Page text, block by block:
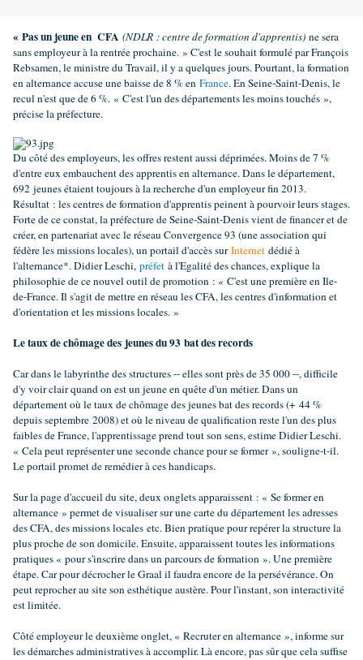
« Pas un jeune en CFA (NDLR : centre de formation d'apprentis) ne sera
sans employeur à la rentrée prochaine. » C'est le souhait formulé par François
Rebsamen, le ministre du Travail, il y a quelques jours. Pourtant, la formation
en alternance accuse une baisse de 8 % en France. En Seine-Saint-Denis, le
recul n'est que de 6 %. « C'est l'un des départements les moins touchés »,
précise la préfecture.
Du côté des employeurs, les offres restent aussi déprimées. Moins de 7 %
d'entre eux embauchent des apprentis en alternance. Dans le département,
692 jeunes étaient toujours à la recherche d'un employeur fin 2013.
Résultat : les centres de formation d'apprentis peinent à pourvoir leurs stages.
Forte de ce constat, la préfecture de Seine-Saint-Denis vient de financer et de
créer, en partenariat avec le réseau Convergence 93 (une association qui
fédère les missions locales), un portail d'accès sur Internet dédié à
l'alternance*. Didier Leschi, préfet à l'Egalité des chances, explique la
philosophie de ce nouvel outil de promotion : « C'est une première en Ile-
de-France. Il s'agit de mettre en réseau les CFA, les centres d'information et
d'orientation et les missions locales. »
Le taux de chômage des jeunes du 93 bat des records
Car dans le labyrinthe des structures -- elles sont près de 35 000 --, difficile
d'y voir clair quand on est un jeune en quête d'un métier. Dans un
département où le taux de chômage des jeunes bat des records (+ 44 %
depuis septembre 2008) et où le niveau de qualification reste l'un des plus
faibles de France, l'apprentissage prend tout son sens, estime Didier Leschi.
« Cela peut représenter une seconde chance pour se former », souligne-t-il.
Le portail promet de remédier à ces handicaps.
Sur la page d'accueil du site, deux onglets apparaissent : « Se former en
alternance » permet de visualiser sur une carte du département les adresses
des CFA, des missions locales etc. Bien pratique pour repérer la structure la
plus proche de son domicile. Ensuite, apparaissent toutes les informations
pratiques « pour s'inscrire dans un parcours de formation ». Une première
étape. Car pour décrocher le Graal il faudra encore de la persévérance. On
peut reprocher au site son esthétique austère. Pour l'instant, son interactivité
est limitée.
Côté employeur le deuxième onglet, « Recruter en alternance », informe sur
les démarches administratives à accomplir. Là encore, pas sûr que cela suffise